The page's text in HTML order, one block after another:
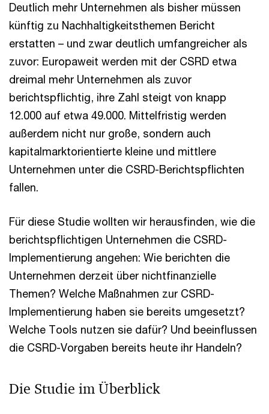
Deutlich mehr Unternehmen als bisher müssen
künftig zu Nachhaltigkeitsthemen Bericht
erstatten – und zwar deutlich umfangreicher als
zuvor: Europaweit werden mit der CSRD etwa
dreimal mehr Unternehmen als zuvor
berichtspflichtig, ihre Zahl steigt von knapp
12.000 auf etwa 49.000. Mittelfristig werden
außerdem nicht nur große, sondern auch
kapitalmarktorientierte kleine und mittlere
Unternehmen unter die CSRD-Berichtspflichten
fallen.
Für diese Studie wollten wir herausfinden, wie die
berichtspflichtigen Unternehmen die CSRD-
Implementierung angehen: Wie berichten die
Unternehmen derzeit über nichtfinanzielle
Themen? Welche Maßnahmen zur CSRD-
Implementierung haben sie bereits umgesetzt?
Welche Tools nutzen sie dafür? Und beeinflussen
die CSRD-Vorgaben bereits heute ihr Handeln?
Die Studie im Überblick